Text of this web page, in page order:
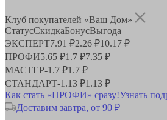
Клуб покупателей «Ваш Дом»
СтатусСкидкаБонусВыгода
ЭКСПЕРТ7.91 ₽2.26 ₽10.17 ₽
ПРОФИ5.65 ₽1.7 ₽7.35 ₽
МАСТЕР-1.7 ₽1.7 ₽
СТАНДАРТ-1.13 ₽1.13 ₽
Как стать «ПРОФИ» сразу!Узнать
Доставим завтра, от 90 ₽